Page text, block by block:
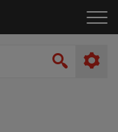
le